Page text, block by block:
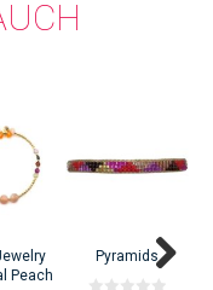
Peach
Pyramids